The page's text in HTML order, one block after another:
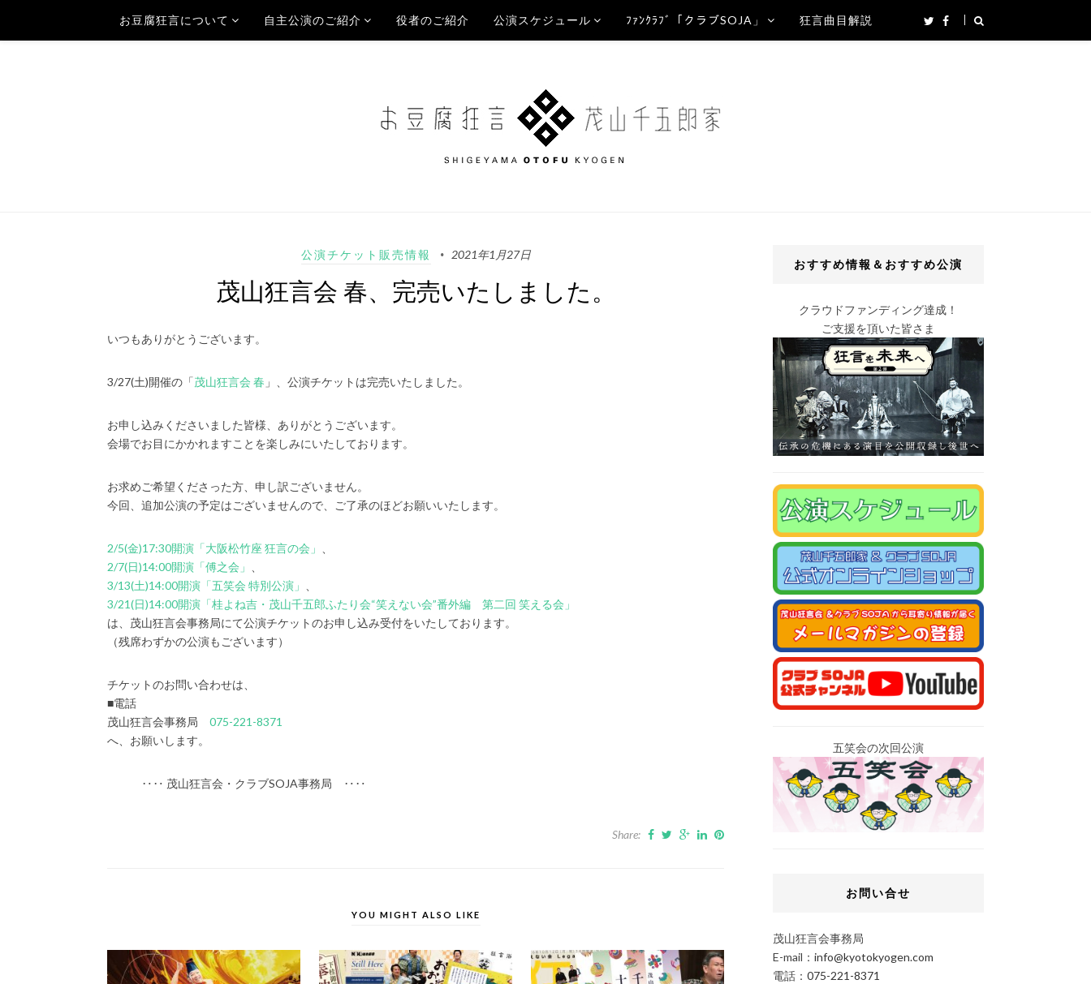
お豆腐狂言について 自主公演のご紹介 役者のご紹介 公演スケジュール ﾌｧﾝｸﾗﾌﾞ「クラブSOJA」 狂言曲目解説
公演チケット販売情報 2021年1月27日
茂山狂言会 春、完売いたしました。
いつもありがとうございます。
3/27(土)開催の「茂山狂言会 春 」、公演チケットは完売いたしました。
お申し込みくださいました皆様、ありがとうございます。
会場でお目にかかれますことを楽しみにいたしております。
お求めご希望くださった方、申し訳ございません。
今回、追加公演の予定はございませんので、ご了承のほどお願いいたします。
2/5(金)17:30開演「大阪松竹座 狂言の会」
2/7(日)14:00開演「傅之会」
3/13(土)14:00開演「五笑会 特別公演」
3/21(日)14:00開演「桂よね吉・茂山千五郎ふたり会“笑えない会”番外編 第二回 笑える会」
は、茂山狂言会事務局にて公演チケットのお申し込み受付をいたしております。
（残席わずかの公演もございます）
チケットのお問い合わせは、
■電話
茂山狂言会事務局 075-221-8371
へ、お願いします。
‥‥ 茂山狂言会・クラブSOJA事務局 ‥‥
Share:
YOU MIGHT ALSO LIKE
おすすめ情報＆おすすめ公演
クラウドファンディング達成！
ご支援を頂いた皆さま
五笑会の次回公演
お問い合せ
茂山狂言会事務局
E-mail： info@kyotokyogen.com
電話： 075-221-8371